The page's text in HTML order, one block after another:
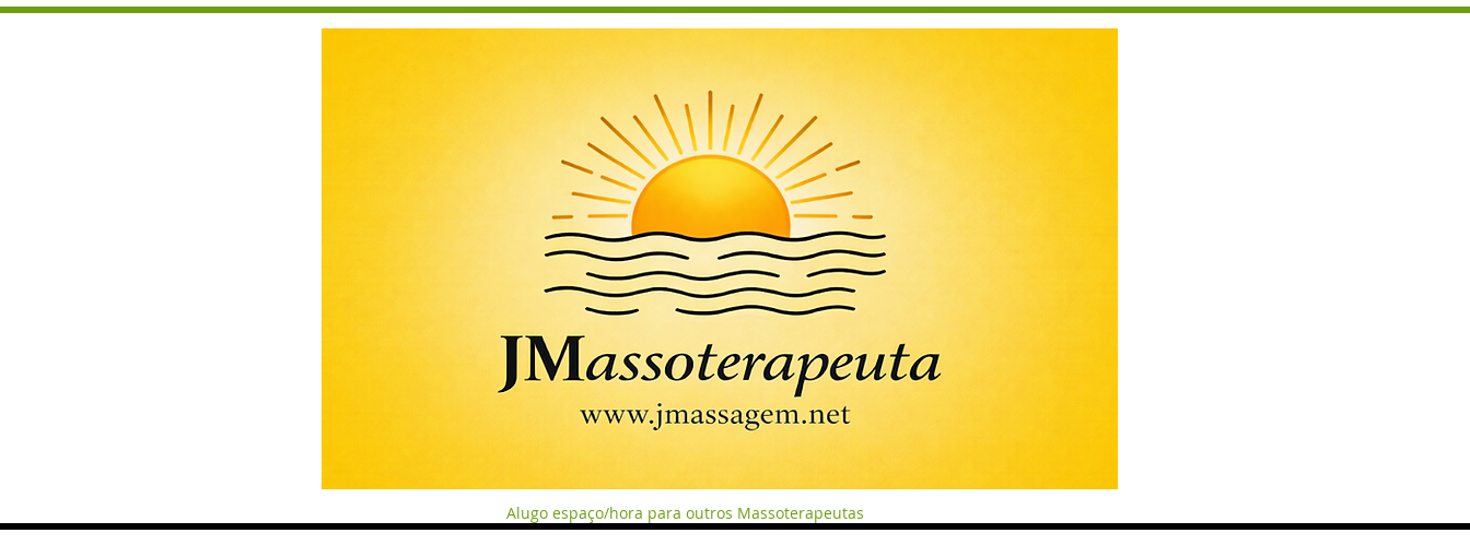
Alugo espaço/hora para outros Massoterapeutas